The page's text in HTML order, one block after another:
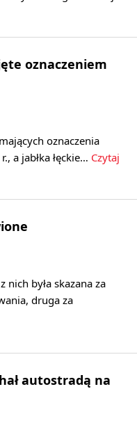
oznaczeniem
oznaczenia
a jabłka łęckie… Czytaj
nich była skazana za
druga za
autostradą na